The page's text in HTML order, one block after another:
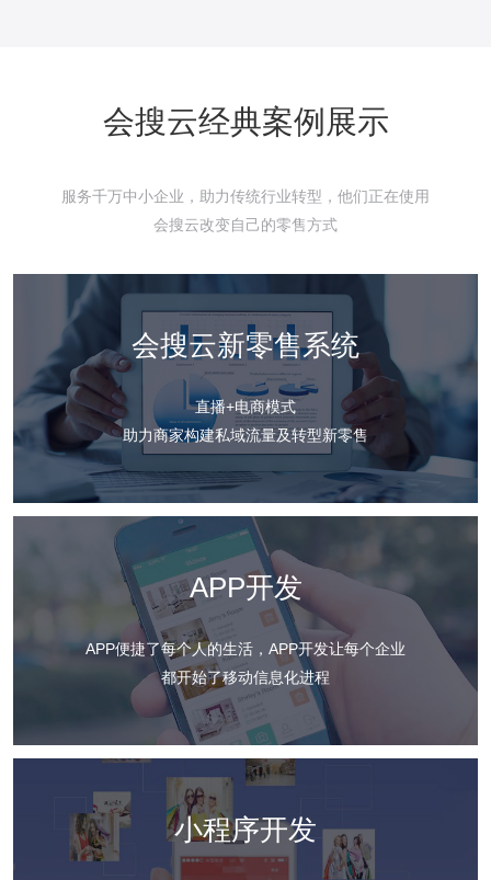
会搜云经典案例展示
服务千万中小企业，助力传统行业转型，他们正在使用
会搜云改变自己的零售方式
会搜云新零售系统
直播+电商模式
助力商家构建私域流量及转型新零售
APP开发
APP便捷了每个人的生活，APP开发让每个企业
都开始了移动信息化进程
小程序开发